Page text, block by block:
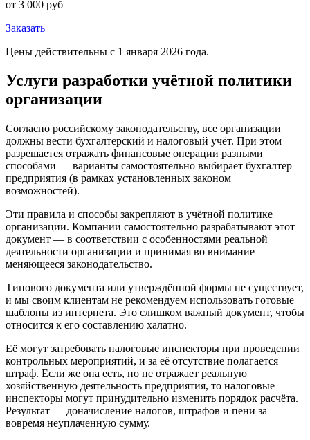
от 3 000 руб
Заказать
Цены действительны с 1 января 2026 года.
Услуги разработки учётной политики
организации
Согласно российскому законодательству, все организации
должны вести бухгалтерский и налоговый учёт. При этом
разрешается отражать финансовые операции разными
способами — варианты самостоятельно выбирает бухгалтер
предприятия (в рамках установленных законом
возможностей).
Эти правила и способы закрепляют в учётной политике
организации. Компании самостоятельно разрабатывают этот
документ — в соответствии с особенностями реальной
деятельности организации и принимая во внимание
меняющееся законодательство.
Типового документа или утверждённой формы не существует,
и мы своим клиентам не рекомендуем использовать готовые
шаблоны из интернета. Это слишком важный документ, чтобы
относится к его составлению халатно.
Её могут затребовать налоговые инспекторы при проведении
контрольных мероприятий, и за её отсутствие полагается
штраф. Если же она есть, но не отражает реальную
хозяйственную деятельность предприятия, то налоговые
инспекторы могут принудительно изменить порядок расчёта.
Результат — доначисление налогов, штрафов и пени за
вовремя неуплаченную сумму.